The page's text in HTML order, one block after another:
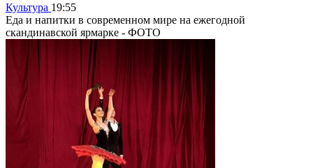
Культура 19:55
Еда и напитки в современном мире на ежегодной
скандинавской ярмарке - ФОТО